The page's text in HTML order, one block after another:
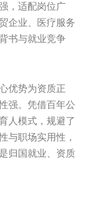
，适配岗位广
企业、医疗服务
书与就业竞争
优势为资质正
强。凭借百年公
人模式，规避了
与职场实用性，
归国就业、资质